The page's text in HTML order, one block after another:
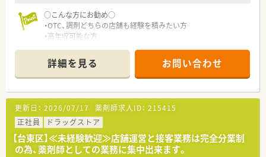
○こんな方にお勧め○
・OTC、調剤どちらの店舗も経験を積みたい方
・高年収可能な方
詳細を見る お問い合わせ
更新日： 2026/07/17 薬剤師求人ID： 215415
正社員
ドラッグストア
【台東区】≪未経験歓迎≫店舗運営と接客業務は完全分業制
の為、薬剤師としての業務に集中出来ます。